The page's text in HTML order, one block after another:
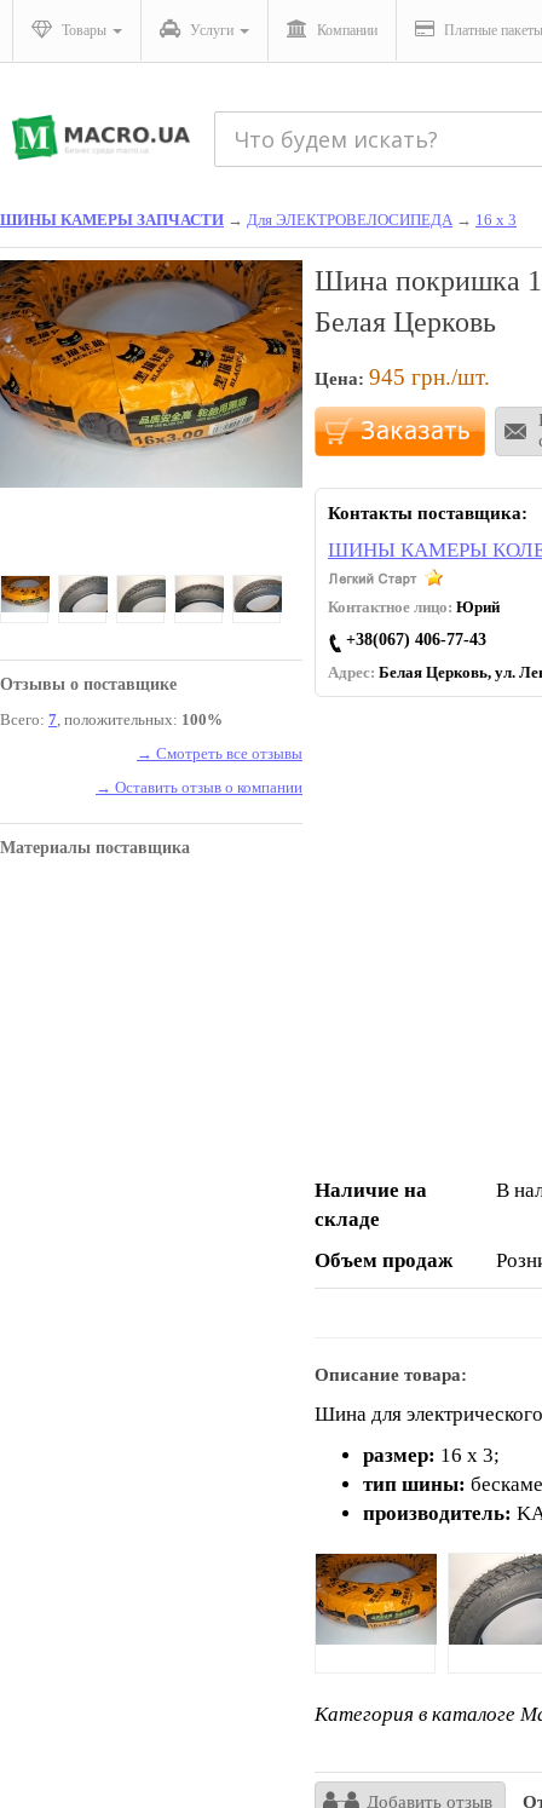
Товары Услуги Компании Платные пакеты
ШИНЫ КАМЕРЫ ЗАПЧАСТИ → Для ЭЛЕКТРОВЕЛОСИПЕДА → 16 х 3
Отзывы о поставщике
Всего: 7, положительных: 100%
→ Смотреть все отзывы
→ Оставить отзыв о компании
Материалы поставщика
Шина покришка
Белая Церковь
Цена: 945 грн./шт.
Контакты поставщика:
ШИНЫ КАМЕРЫ
Контактное лицо: Юрий
+38(067) 406-77-43
Адрес: Белая Церковь, ул.
Наличие на
складе
В
Объем продаж
Описание товара:
Шина для
размер: 16 х 3;
тип шины:
производитель:
Категория в каталоге
Добавить отзыв